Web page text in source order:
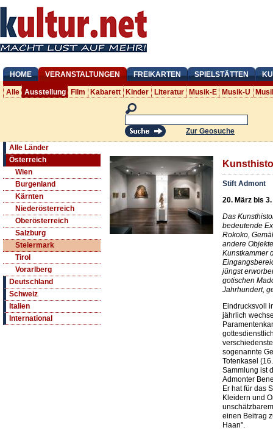
HOME VERANSTALTUNGEN FREIKARTEN SPIELSTÄTTEN
Alle Ausstellung Film Kabarett Kinder Literatur Musik-E Musik-U
Zur Geosuche
Alle Länder
Österreich
Wien
Burgenland
Kärnten
Niederösterreich
Oberösterreich
Salzburg
Steiermark
Tirol
Vorarlberg
Deutschland
Schweiz
Italien
International
Stift Admont
20. März bis
Das
bedeutende
Rokoko,
andere
Kunstkammer
jüngst
gotischen
Jahrhundert,
Eindrucksvoll
jährlich
sogenannte
Totenkasel
Sammlung ist
Admonter
Er hat für das
Kleidern und
einen Beitrag
Haan".